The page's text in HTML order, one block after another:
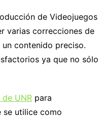
de Videojuegos
varias correcciones de
contenido preciso.
ya que no sólo
UNR para
se utilice como